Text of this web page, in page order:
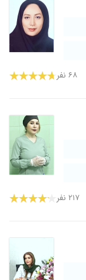
۶۸ نفر
۲۱۷ نفر